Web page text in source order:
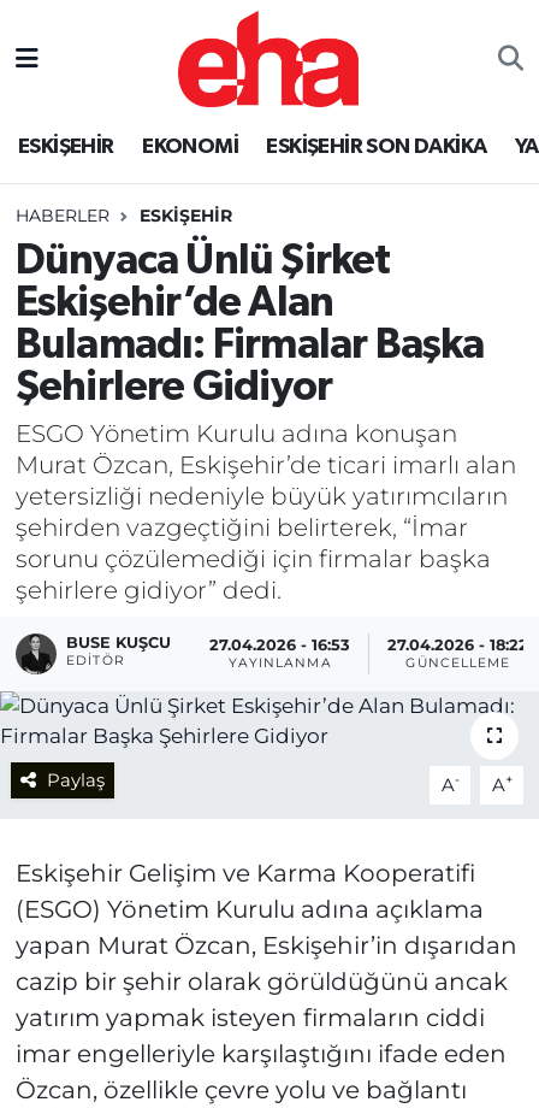
ESKİŞEHİR EKONOMİ ESKİŞEHİR SON DAKİKA
HABERLER ESKİŞEHİR
Dünyaca Ünlü Şirket
Eskişehir’de Alan
Bulamadı: Firmalar Başka
Şehirlere Gidiyor
ESGO Yönetim Kurulu adına konuşan
Murat Özcan, Eskişehir’de ticari imarlı alan
yetersizliği nedeniyle büyük yatırımcıların
şehirden vazgeçtiğini belirterek, “İmar
sorunu çözülemediği için firmalar başka
şehirlere gidiyor” dedi.
BUSE KUŞCU
EDITÖR
27.04.2026 - 16:53
YAYINLANMA
27.04.2026 - 18:22
GÜNCELLEME
Paylaş A- A+
Eskişehir Gelişim ve Karma Kooperatifi
(ESGO) Yönetim Kurulu adına açıklama
yapan Murat Özcan, Eskişehir’in dışarıdan
cazip bir şehir olarak görüldüğünü ancak
yatırım yapmak isteyen firmaların ciddi
imar engelleriyle karşılaştığını ifade eden
Özcan, özellikle çevre yolu ve bağlantı